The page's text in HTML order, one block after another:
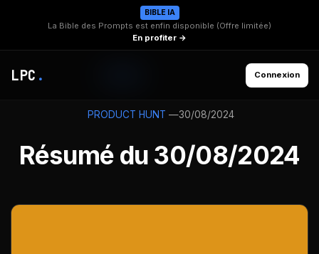
BIBLE IA
La Bible des Prompts est enfin disponible (Offre limitée)
En profiter →
LPC . Connexion
PRODUCT HUNT —30/08/2024
Résumé du 30/08/2024